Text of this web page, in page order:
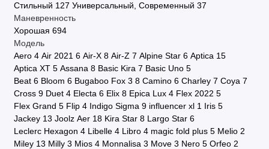
Стильный 127 Универсальный, Современный 37
Маневренность
Хорошая 694
Модель
Aero 4 Air 2021 6 Air-X 8 Air-Z 7 Alpine Star 6 Aptica 15
Aptica XT 5 Assana 8 Basic Kira 7 Basic Uno 5
Beat 6 Bloom 6 Bugaboo Fox 3 8 Camino 6 Charley 7 Coya 7
Cross 9 Duet 4 Electa 6 Elix 8 Epica Lux 4 Flex 2022 5
Flex Grand 5 Flip 4 Indigo Sigma 9 influencer xl 1 Iris 5
Jackey 13 Joolz Aer 18 Kira Star 8 Largo Star 6
Leclerc Hexagon 4 Libelle 4 Libro 4 magic fold plus 5 Melio 2
Miley 13 Milly 3 Mios 4 Monnalisa 3 Move 3 Nero 5 Orfeo 2